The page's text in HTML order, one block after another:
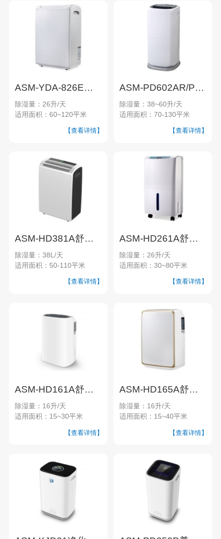
ASM-YDA-826E经典系列家用除湿机
除湿量：26升/天
适用面积：60~120平米
【查看详情】
ASM-PD602AR/PD582A尊品系列家用除湿机
除湿量：38~60升/天
适用面积：70-130平米
【查看详情】
ASM-HD381A舒美系列家用除湿机
除湿量：38L/天
适用面积：50-110平米
【查看详情】
ASM-HD261A舒美系列家用除湿机
除湿量：26升/天
适用面积：30~80平米
【查看详情】
ASM-HD161A舒美系列家用除湿机
除湿量：16升/天
适用面积：15~30平米
【查看详情】
ASM-HD165A舒美系列家用除湿机
除湿量：16升/天
适用面积：15~40平米
【查看详情】